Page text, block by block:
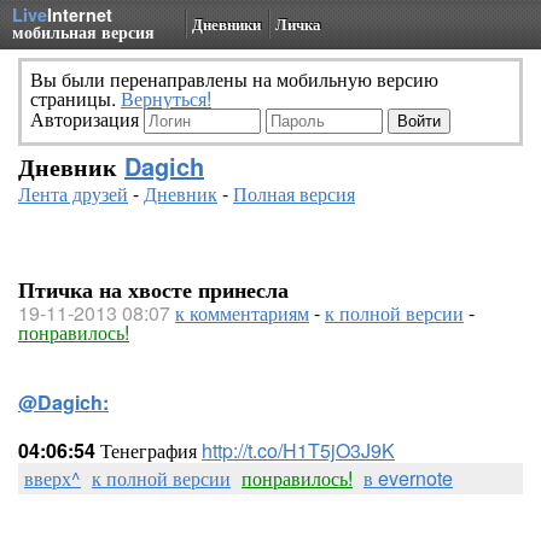
LiveInternet
мобильная версия Дневники Личка
Вы были перенаправлены на мобильную версию
страницы. Вернуться!
Авторизация
Дневник Dagich
Лента друзей -Дневник-Полная версия
Птичка на хвосте принесла
19-11-2013 08:07к комментариям-к полной версии -
понравилось!
@Dagich:
04:06:54Тенеграфия http://t.co/H1T5jO3J9K
вверх^ к полной версии понравилось! в evernote